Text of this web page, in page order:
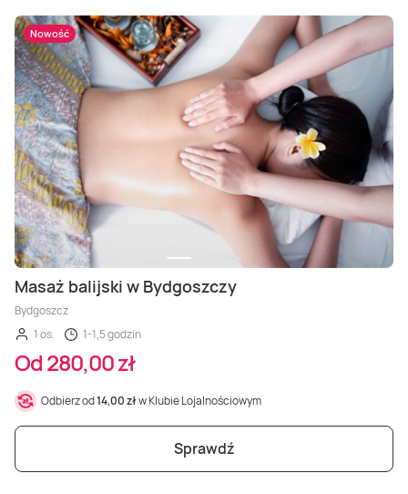
Nowość
Masaż balijski w Bydgoszczy
Bydgoszcz
1 os.
1-1,5 godzin
Od 280,00 zł
Odbierz od14,00 złw Klubie Lojalnościowym
Sprawdź